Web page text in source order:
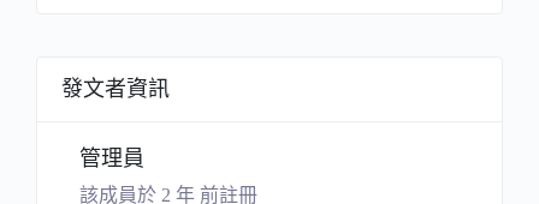
發文者資訊
管理員
該成員於 2 年 前註冊